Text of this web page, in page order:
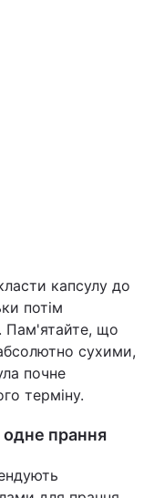
капсулу до
потім
Пам'ятайте, що
сухими,
почне
терміну.
одне прання